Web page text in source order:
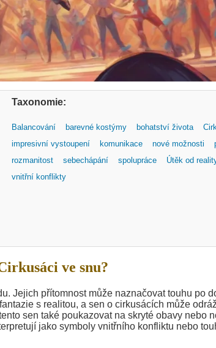
Taxonomie:
Balancování barevné kostýmy bohatství života
impresivní vystoupení
komunikace nové možnosti
rozmanitost
sebechápání spolupráce
Útěk od
vnitřní konflikty
ve snu?
Jejich přítomnost může naznačovat touhu po
s realitou, a sen o cirkusácích může
sen také poukazovat na skryté obavy nebo
jako symboly vnitřního konfliktu nebo